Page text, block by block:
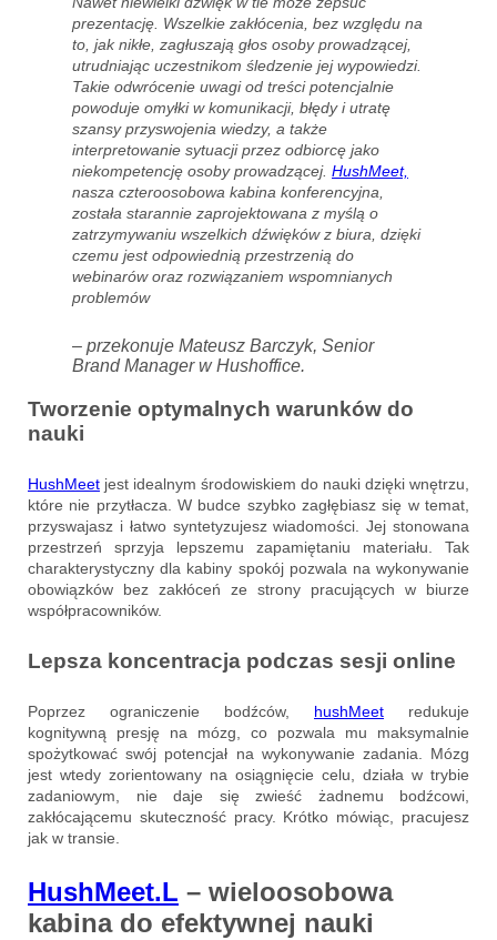
prezentację. Wszelkie zakłócenia, bez względu na
to, jak nikłe, zagłuszają głos osoby prowadzącej,
utrudniając uczestnikom śledzenie jej wypowiedzi.
Takie odwrócenie uwagi od treści potencjalnie
powoduje omyłki w komunikacji, błędy i utratę
szansy przyswojenia wiedzy, a także
interpretowanie sytuacji przez odbiorcę jako
niekompetencję osoby prowadzącej. HushMeet,
nasza czteroosobowa kabina konferencyjna,
została starannie zaprojektowana z myślą o
zatrzymywaniu wszelkich dźwięków z biura, dzięki
czemu jest odpowiednią przestrzenią do
webinarów oraz rozwiązaniem wspomnianych
problemów
– przekonuje Mateusz Barczyk, Senior
Brand Manager w Hushoffice.
Tworzenie optymalnych warunków do
nauki
HushMeet jest idealnym środowiskiem do nauki dzięki wnętrzu,
które nie przytłacza. W budce szybko zagłębiasz się w temat,
przyswajasz i łatwo syntetyzujesz wiadomości. Jej stonowana
przestrzeń sprzyja lepszemu zapamiętaniu materiału. Tak
charakterystyczny dla kabiny spokój pozwala na wykonywanie
obowiązków bez zakłóceń ze strony pracujących w biurze
współpracowników.
Lepsza koncentracja podczas sesji online
Poprzez ograniczenie bodźców, hushMeet redukuje
kognitywną presję na mózg, co pozwala mu maksymalnie
spożytkować swój potencjał na wykonywanie zadania. Mózg
jest wtedy zorientowany na osiągnięcie celu, działa w trybie
zadaniowym, nie daje się zwieść żadnemu bodźcowi,
zakłócającemu skuteczność pracy. Krótko mówiąc, pracujesz
jak w transie.
HushMeet.L – wieloosobowa
kabina do efektywnej nauki